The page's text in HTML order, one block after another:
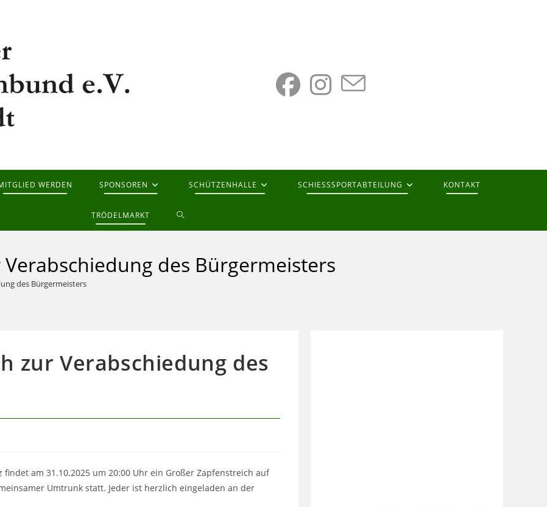
WERDEN SPONSOREN SCHÜTZENHALLE SCHIESSSPORTABTEILUNG KONTAKT
TRÖDELMARKT WEBSITE-
UMSCHALTEN
des Bürgermeisters
des Bürgermeisters
zur Verabschiedung des
am 31.10.2025 um 20:00 Uhr ein Großer Zapfenstreich auf
Umtrunk statt. Jeder ist herzlich eingeladen an der